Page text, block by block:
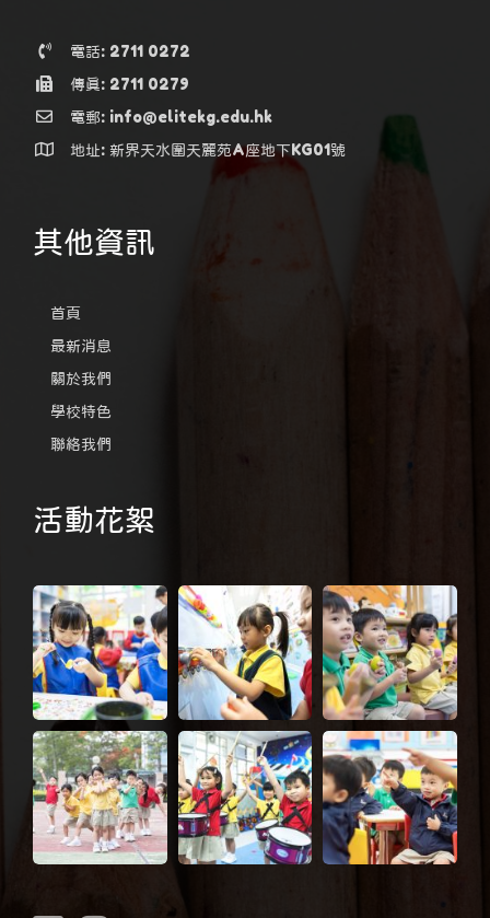
電話: 2711 0272
傳真: 2711 0279
電郵: info@elitekg.edu.hk
地址: 新界天水圍天麗苑A座地下KG01號
其他資訊
首頁
最新消息
關於我們
學校特色
聯絡我們
活動花絮